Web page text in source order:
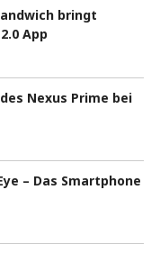
bringt
App
Nexus Prime bei
– Das Smartphone